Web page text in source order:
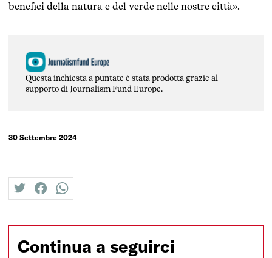
benefici della natura e del verde nelle nostre città».
Questa inchiesta a puntate è stata prodotta grazie al
supporto di Journalism Fund Europe.
30 Settembre 2024
twitterfacebookwhatsapp
Continua a seguirci